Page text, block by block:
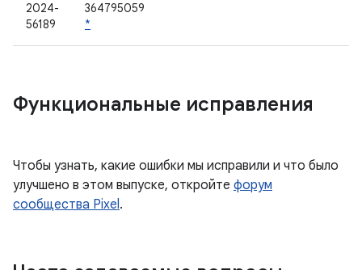
2024-
56189
364795059
*
Функциональные исправления
Чтобы узнать, какие ошибки мы исправили и что было
улучшено в этом выпуске, откройте форум
сообщества Pixel.